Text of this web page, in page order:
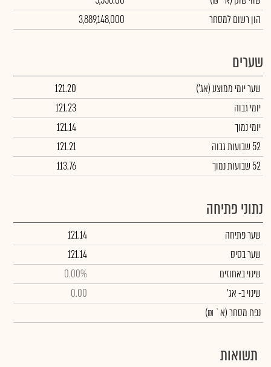
הון רשום למסחר
3,889,148,000
שערים
שער יומי ממוצע(אג')
121.20
יומי גבוה
121.23
יומי נמוך
121.14
52 שבועות גבוה
121.21
52 שבועות נמוך
113.76
נתוני פתיחה
שער פתיחה
121.14
שער בסיס
121.14
שינוי באחוזים
0.00%
שינויב- אג'
0.00
נפח מסחר(א` ₪)
תשואות